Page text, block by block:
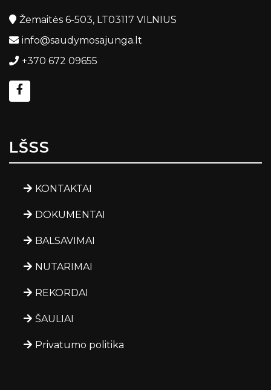
Žemaitės 6-503, LT03117 VILNIUS
info@saudymosajunga.lt
+370 672 09655
LŠSS
KONTAKTAI
DOKUMENTAI
BALSAVIMAI
NUTARIMAI
REKORDAI
ŠAULIAI
Privatumo politika